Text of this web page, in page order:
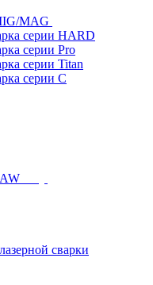
MAG
серии HARD
серии Pro
серии Titan
серии С
сварки